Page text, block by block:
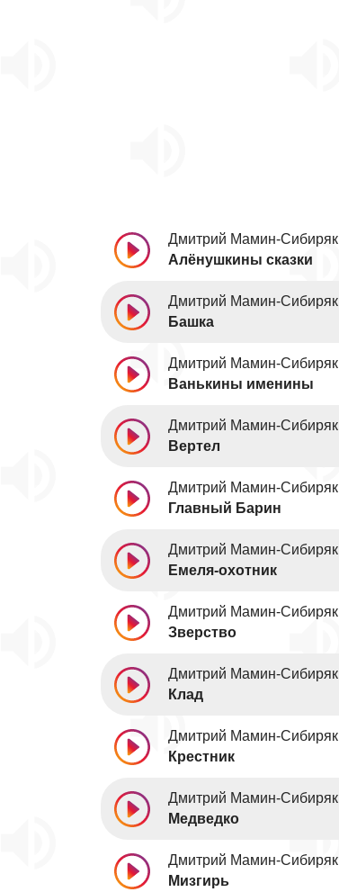
Дмитрий Мамин-Сибиряк
Алёнушкины сказки
Дмитрий Мамин-Сибиряк
Башка
Дмитрий Мамин-Сибиряк
Ванькины именины
Дмитрий Мамин-Сибиряк
Вертел
Дмитрий Мамин-Сибиряк
Главный Барин
Дмитрий Мамин-Сибиряк
Емеля-охотник
Дмитрий Мамин-Сибиряк
Зверство
Дмитрий Мамин-Сибиряк
Клад
Дмитрий Мамин-Сибиряк
Крестник
Дмитрий Мамин-Сибиряк
Медведко
Дмитрий Мамин-Сибиряк
Мизгирь